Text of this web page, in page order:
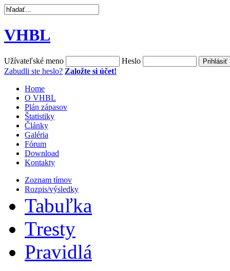
VHBL
Užívateľské meno
Heslo
Zabudli ste heslo? Založte si účet!
Home
O VHBL
Plán zápasov
Štatistiky
Články
Galéria
Fórum
Download
Kontakty
Zoznam tímov
Rozpis/výsledky
Tabuľka
Tresty
Pravidlá